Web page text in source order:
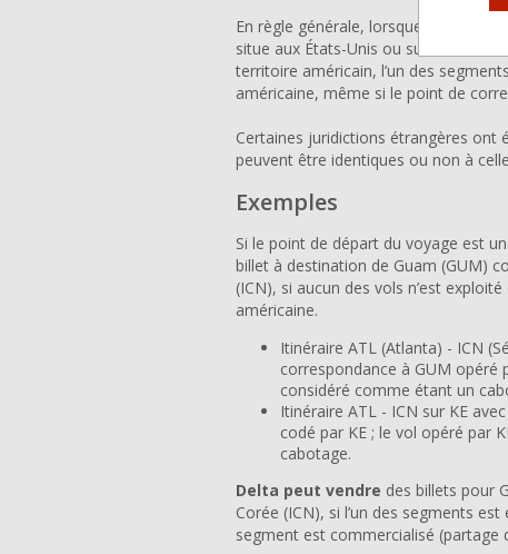
En règle générale, lorsque Delta
situe aux États-Unis ou sur un
territoire américain, l’un des
américaine, même si le point de
Certaines juridictions étrangères ont
peuvent être identiques ou non à
Exemples
Si le point de départ du voyage est
billet à destination de Guam (GUM)
(ICN), si aucun des vols n’est
américaine.
Itinéraire ATL (Atlanta) - ICN
correspondance à GUM opéré
considéré comme étant un
Itinéraire ATL - ICN sur KE
codé par KE ; le vol opéré par
cabotage.
Delta peut vendre des billets pour
Corée (ICN), si l’un des segments
segment est commercialisé